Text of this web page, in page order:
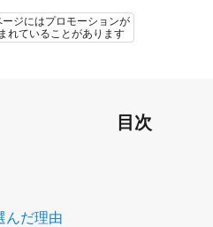
ージにはプロモーションが
れていることがあります
目次
んだ理由